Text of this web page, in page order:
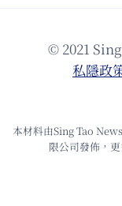
© 2021
私隱政
本材料由Sing Tao
限公司發佈，